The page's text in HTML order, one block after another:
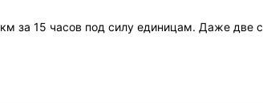
за 15 часов под силу единицам. Даже две